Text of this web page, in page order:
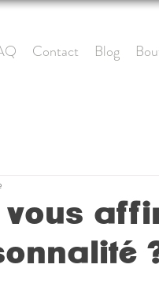
Contact Blog
vous